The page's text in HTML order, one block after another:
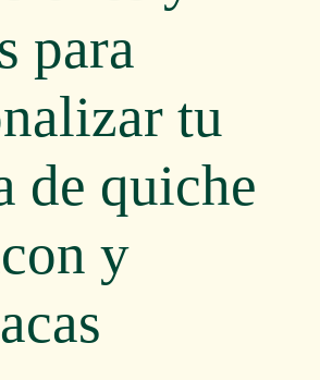
para
tu
de quiche
y